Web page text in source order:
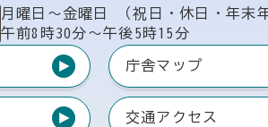
月曜日〜金曜日
（祝日・休日・年末
午前8時30分〜午後5時15分
庁舎マップ
交通アクセス